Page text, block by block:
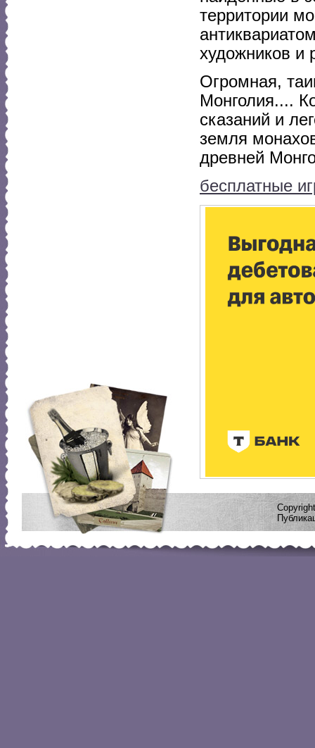
территории
художников и
Огромная,
Монголия....
сказаний и
земля
древней
бесплатные